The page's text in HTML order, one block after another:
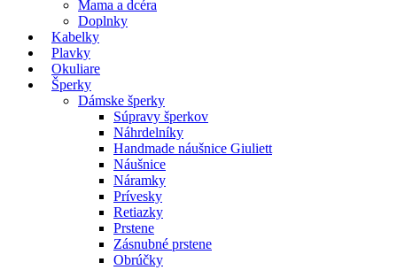
Mama a dcéra
Doplnky
Kabelky
Plavky
Okuliare
Šperky
Dámske šperky
Súpravy šperkov
Náhrdelníky
Handmade náušnice Giuliett
Náušnice
Náramky
Prívesky
Retiazky
Prstene
Zásnubné prstene
Obrúčky